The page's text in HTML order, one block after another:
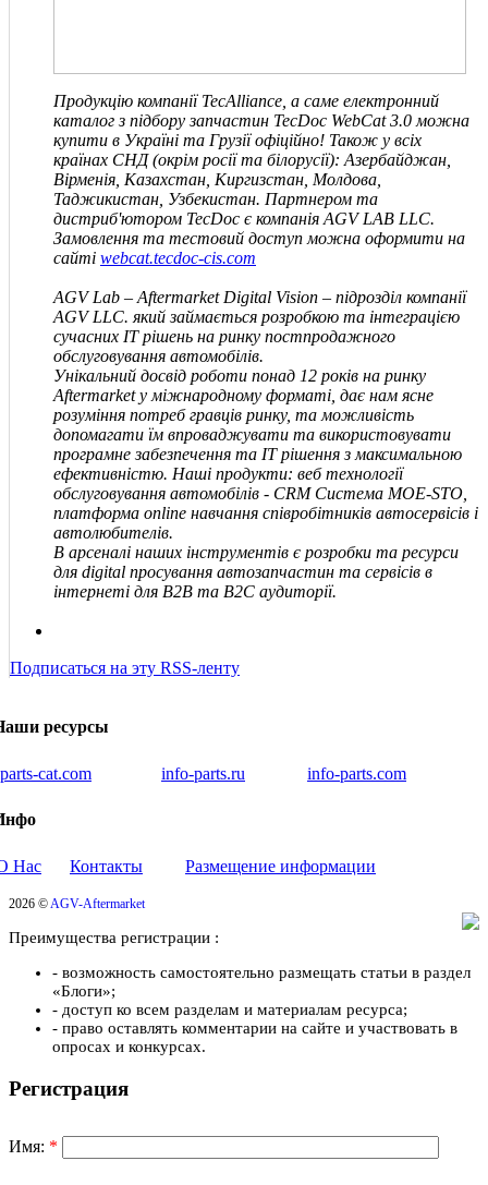
Продукцію компанії TecAlliance, а саме електронний
каталог з підбору запчастин TecDoc WebCat 3.0 можна
купити в Україні та Грузії офіційно! Також у всіх
країнах СНД(окрім росії та білорусії): Азербайджан,
Вірменія, Казахстан, Киргизстан, Молдова,
Таджикистан, Узбекистан. Партнером та
дистриб'ютором TecDoc є компанія AGV LAB LLC.
Замовлення та тестовий доступ можна оформити на
сайті webcat.tecdoc-cis.com
AGV Lab – Aftermarket Digital Vision – підрозділ компанії
AGVLLC. який займається розробкою та інтеграцією
сучасних IT рішень на ринку постпродажного
обслуговування автомобілів.
Унікальний досвід роботи понад 12 років на ринку
Aftermarket у міжнародному форматі, дає нам ясне
розуміння потреб гравців ринку, та можливість
допомагати їм впроваджувати та використовувати
програмне забезпечення та IT рішення з максимальною
ефективністю. Наші продукти: веб технології
обслуговування автомобілів - CRM Система MOE-STO,
платформа online навчання співробітників автосервісів і
автолюбителів.
В арсеналі наших інструментів є розробки та ресурси
для digital просування автозапчастин та сервісів в
інтернеті для В2В та В2С аудиторії.
Подписаться на эту RSS-ленту
ресурсы
cat.com info-parts.ru info-parts.com
Нас Контакты Размещение информации
2026 ©AGV-Aftermarket
Преимущества регистрации :
- возможность самостоятельно размещать статьи в раздел
«Блоги»;
- доступ ко всем разделам и материалам ресурса;
- право оставлять комментарии на сайте и участвовать в
опросах и конкурсах.
Регистрация
Имя: *